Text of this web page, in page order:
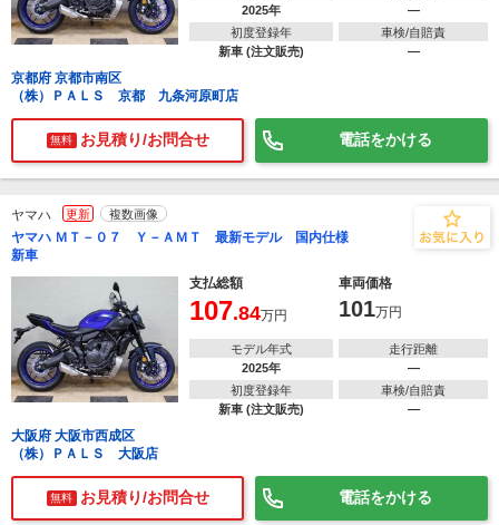
2025年
―
初度登録年
新車 (注文販売)
車検/自賠責
―
京都府 京都市南区
（株）ＰＡＬＳ 京都 九条河原町店
無料 お見積り/お問合せ 電話をかける
ヤマハ 更新 複数画像
ヤマハ ＭＴ－０７ Ｙ－ＡＭＴ 最新モデル 国内仕様
新車
支払総額
車両価格
107.84万円 101万円
モデル年式
2025年
走行距離
―
初度登録年
新車 (注文販売)
車検/自賠責
―
大阪府 大阪市西成区
（株）ＰＡＬＳ 大阪店
無料 お見積り/お問合せ 電話をかける